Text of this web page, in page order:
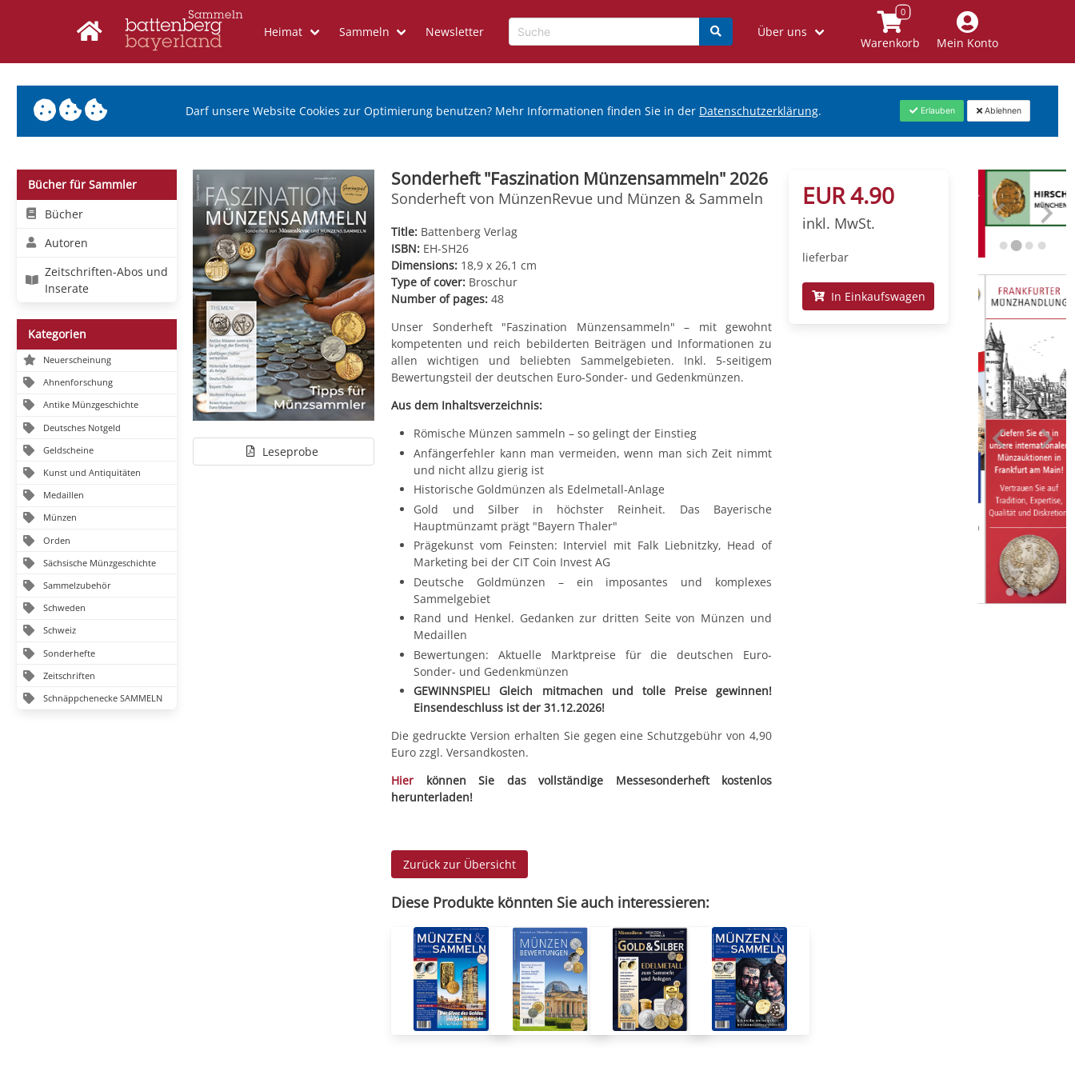
Heimat Sammeln Newsletter Über uns
Warenkorb Mein Konto
Darf unsere Website Cookies zur Optimierung benutzen? Mehr Informationen finden Sie in der Datenschutzerklärung. Erlauben Ablehnen
Bücher für Sammler
Bücher
Autoren
Zeitschriften-Abos und
Inserate
Kategorien
Neuerscheinung
Ahnenforschung
Antike Münzgeschichte
Deutsches Notgeld
Geldscheine
Kunst und Antiquitäten
Medaillen
Münzen
Orden
Sächsische Münzgeschichte
Sammelzubehör
Schweden
Schweiz
Sonderhefte
Zeitschriften
Schnäppchenecke SAMMELN
Leseprobe
Sonderheft "Faszination Münzensammeln" 2026
Sonderheft von MünzenRevue und Münzen & Sammeln
Title: Battenberg Verlag
ISBN: EH-SH26
Dimensions: 18,9 x 26,1 cm
Type of cover: Broschur
Number of pages: 48
Unser Sonderheft "Faszination Münzensammeln" – mit gewohnt
kompetenten und reich bebilderten Beiträgen und Informationen zu
allen wichtigen und beliebten Sammelgebieten. Inkl. 5-seitigem
Bewertungsteil der deutschen Euro-Sonder- und Gedenkmünzen.
Aus dem Inhaltsverzeichnis:
Römische Münzen sammeln – so gelingt der Einstieg
Anfängerfehler kann man vermeiden, wenn man sich Zeit nimmt
und nicht allzu gierig ist
Historische Goldmünzen als Edelmetall-Anlage
Gold und Silber in höchster Reinheit. Das Bayerische
Hauptmünzamt prägt "Bayern Thaler"
Prägekunst vom Feinsten: Interviel mit Falk Liebnitzky, Head of
Marketing bei der CIT Coin Invest AG
Deutsche Goldmünzen – ein imposantes und komplexes
Sammelgebiet
Rand und Henkel. Gedanken zur dritten Seite von Münzen und
Medaillen
Bewertungen: Aktuelle Marktpreise für die deutschen Euro-
Sonder- und Gedenkmünzen
GEWINNSPIEL! Gleich mitmachen und tolle Preise gewinnen!
Einsendeschluss ist der 31.12.2026!
Die gedruckte Version erhalten Sie gegen eine Schutzgebühr von 4,90
Euro zzgl. Versandkosten.
Hier können Sie das vollständige Messesonderheft kostenlos
herunterladen!
Zurück zur Übersicht
Diese Produkte könnten Sie auch interessieren:
EUR 4.90
inkl. MwSt.
lieferbar
In Einkaufswagen